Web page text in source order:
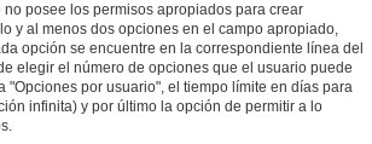
no posee los permisos apropiados para crear
y al menos dos opciones en el campo apropiado,
opción se encuentre en la correspondiente línea del
elegir el número de opciones que el usuario puede
"Opciones por usuario", el tiempo límite en días para
infinita) y por último la opción de permitir a lo